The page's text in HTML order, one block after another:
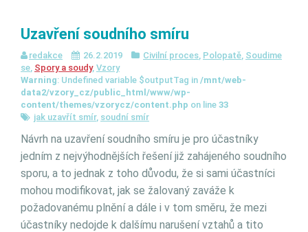
Uzavření soudního smíru
redakce 26.2.2019 Civilní proces, Polopatě, Soudime
se, Spory a soudy, Vzory
Warning: Undefined variable $outputTag in /mnt/web-
data2/vzory_cz/public_html/www/wp-
content/themes/vzorycz/content.php on line 33
jak uzavřít smír, soudní smír
Návrh na uzavření soudního smíru je pro účastníky
jedním z nejvýhodnějších řešení již zahájeného soudního
sporu, a to jednak z toho důvodu, že si sami účastníci
mohou modifikovat, jak se žalovaný zaváže k
požadovanému plnění a dále i v tom směru, že mezi
účastníky nedojde k dalšímu narušení vztahů a tito